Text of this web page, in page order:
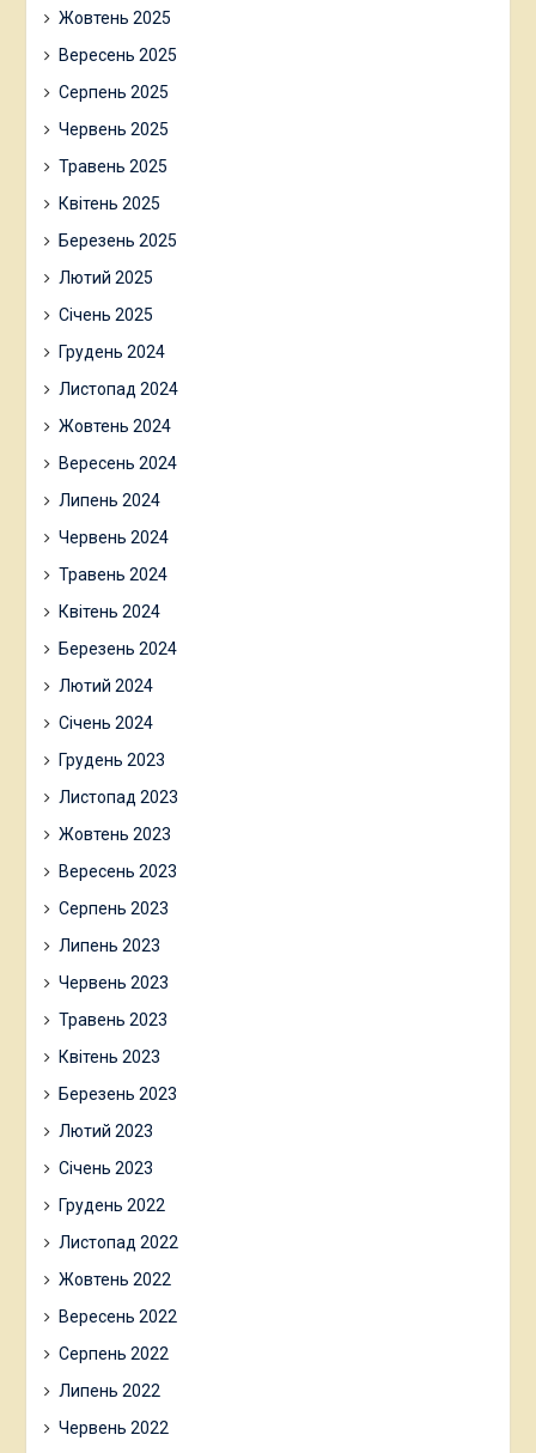
Жовтень 2025
Вересень 2025
Серпень 2025
Червень 2025
Травень 2025
Квітень 2025
Березень 2025
Лютий 2025
Січень 2025
Грудень 2024
Листопад 2024
Жовтень 2024
Вересень 2024
Липень 2024
Червень 2024
Травень 2024
Квітень 2024
Березень 2024
Лютий 2024
Січень 2024
Грудень 2023
Листопад 2023
Жовтень 2023
Вересень 2023
Серпень 2023
Липень 2023
Червень 2023
Травень 2023
Квітень 2023
Березень 2023
Лютий 2023
Січень 2023
Грудень 2022
Листопад 2022
Жовтень 2022
Вересень 2022
Серпень 2022
Липень 2022
Червень 2022